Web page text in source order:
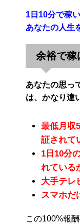
1日10分で稼
あなたの人生
余裕で稼
あなたの思っ
は、かなり違
最低月収
証されて
1日10分
れている
大手テレ
スマホだ
この100%報